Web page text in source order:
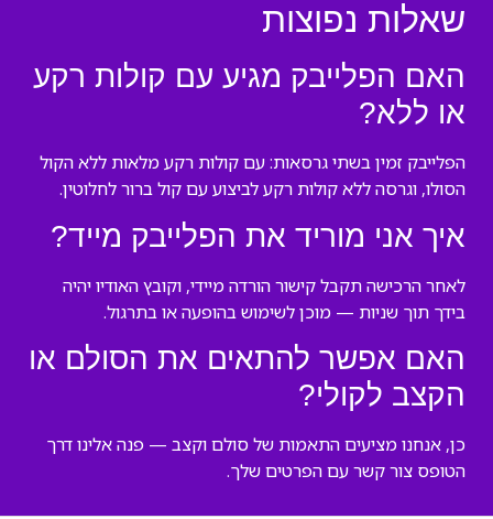
שאלות נפוצות
האם הפלייבק מגיע עם קולות רקע
או ללא?
הפלייבק זמין בשתי גרסאות: עם קולות רקע מלאות ללא הקול
הסולו, וגרסה ללא קולות רקע לביצוע עם קול ברור לחלוטין.
איך אני מוריד את הפלייבק מייד?
לאחר הרכישה תקבל קישור הורדה מיידי, וקובץ האודיו יהיה
בידך תוך שניות — מוכן לשימוש בהופעה או בתרגול.
האם אפשר להתאים את הסולם או
הקצב לקולי?
כן, אנחנו מציעים התאמות של סולם וקצב — פנה אלינו דרך
הטופס צור קשר עם הפרטים שלך.